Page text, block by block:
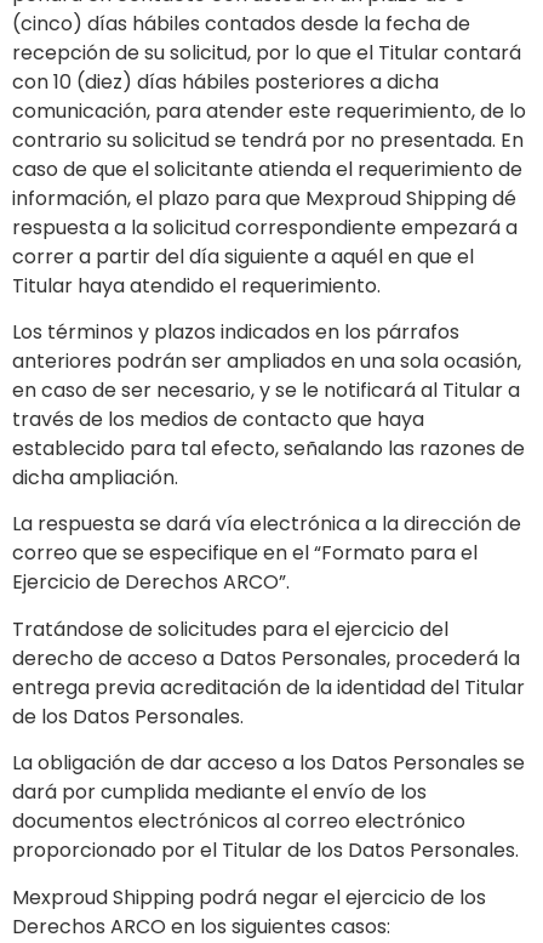
(cinco) días hábiles contados desde la fecha de
recepción de su solicitud, por lo que el Titular contará
con 10 (diez) días hábiles posteriores a dicha
comunicación, para atender este requerimiento, de lo
contrario su solicitud se tendrá por no presentada. En
caso de que el solicitante atienda el requerimiento de
información, el plazo para que Mexproud Shipping dé
respuesta a la solicitud correspondiente empezará a
correr a partir del día siguiente a aquél en que el
Titular haya atendido el requerimiento.
Los términos y plazos indicados en los párrafos
anteriores podrán ser ampliados en una sola ocasión,
en caso de ser necesario, y se le notificará al Titular a
través de los medios de contacto que haya
establecido para tal efecto, señalando las razones de
dicha ampliación.
La respuesta se dará vía electrónica a la dirección de
correo que se especifique en el “Formato para el
Ejercicio de Derechos ARCO”.
Tratándose de solicitudes para el ejercicio del
derecho de acceso a Datos Personales, procederá la
entrega previa acreditación de la identidad del Titular
de los Datos Personales.
La obligación de dar acceso a los Datos Personales se
dará por cumplida mediante el envío de los
documentos electrónicos al correo electrónico
proporcionado por el Titular de los Datos Personales.
Mexproud Shipping podrá negar el ejercicio de los
Derechos ARCO en los siguientes casos: